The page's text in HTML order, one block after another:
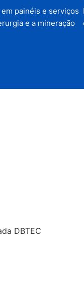
painéis e serviços
e a mineração